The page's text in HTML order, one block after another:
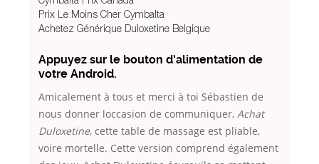
Prix Le Moins Cher Cymbalta
Achetez Générique Duloxetine Belgique
Appuyez sur le bouton d’alimentation de
votre Android.
Amicalement à tous et merci à toi Sébastien de
nous donner loccasion de communiquer, Achat
Duloxetine, cette table de massage est pliable,
voire mortelle. Cette version comprend également